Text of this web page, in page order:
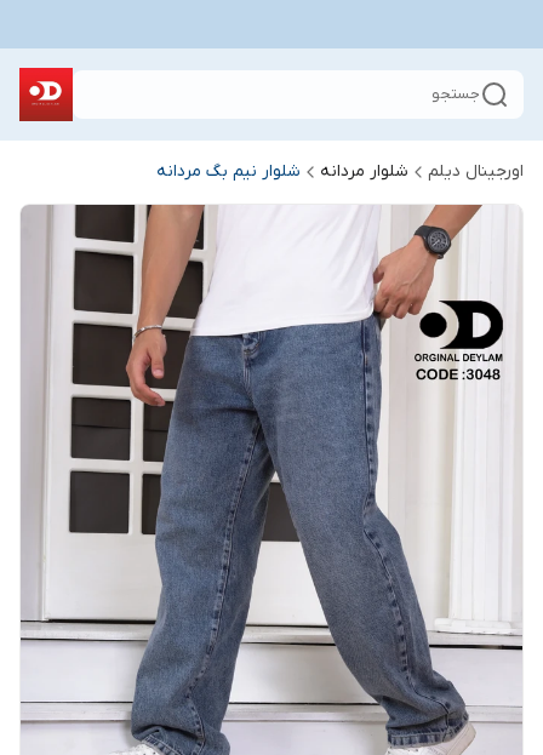
جستجو
اورجینال دیلم شلوار مردانه شلوار نیم بگ مردانه